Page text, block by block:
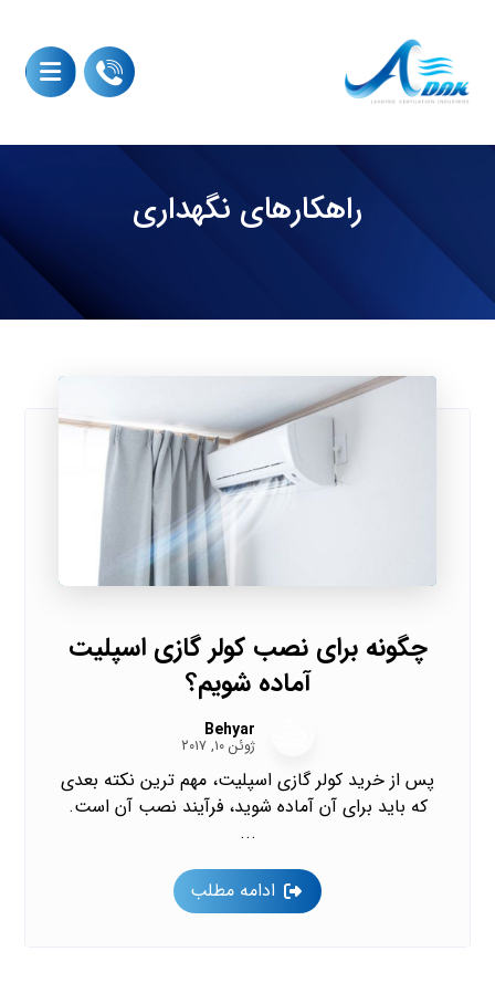
راهکارهای نگهداری
چگونه برای نصب کولر گازی اسپلیت
آماده شویم؟
Behyar
ژوئن ۱۰, ۲۰۱۷
پس از خرید کولر گازی اسپلیت، مهم ترین نکته بعدی
که باید برای آن آماده شوید، فرآیند نصب آن است.
...
ادامه مطلب